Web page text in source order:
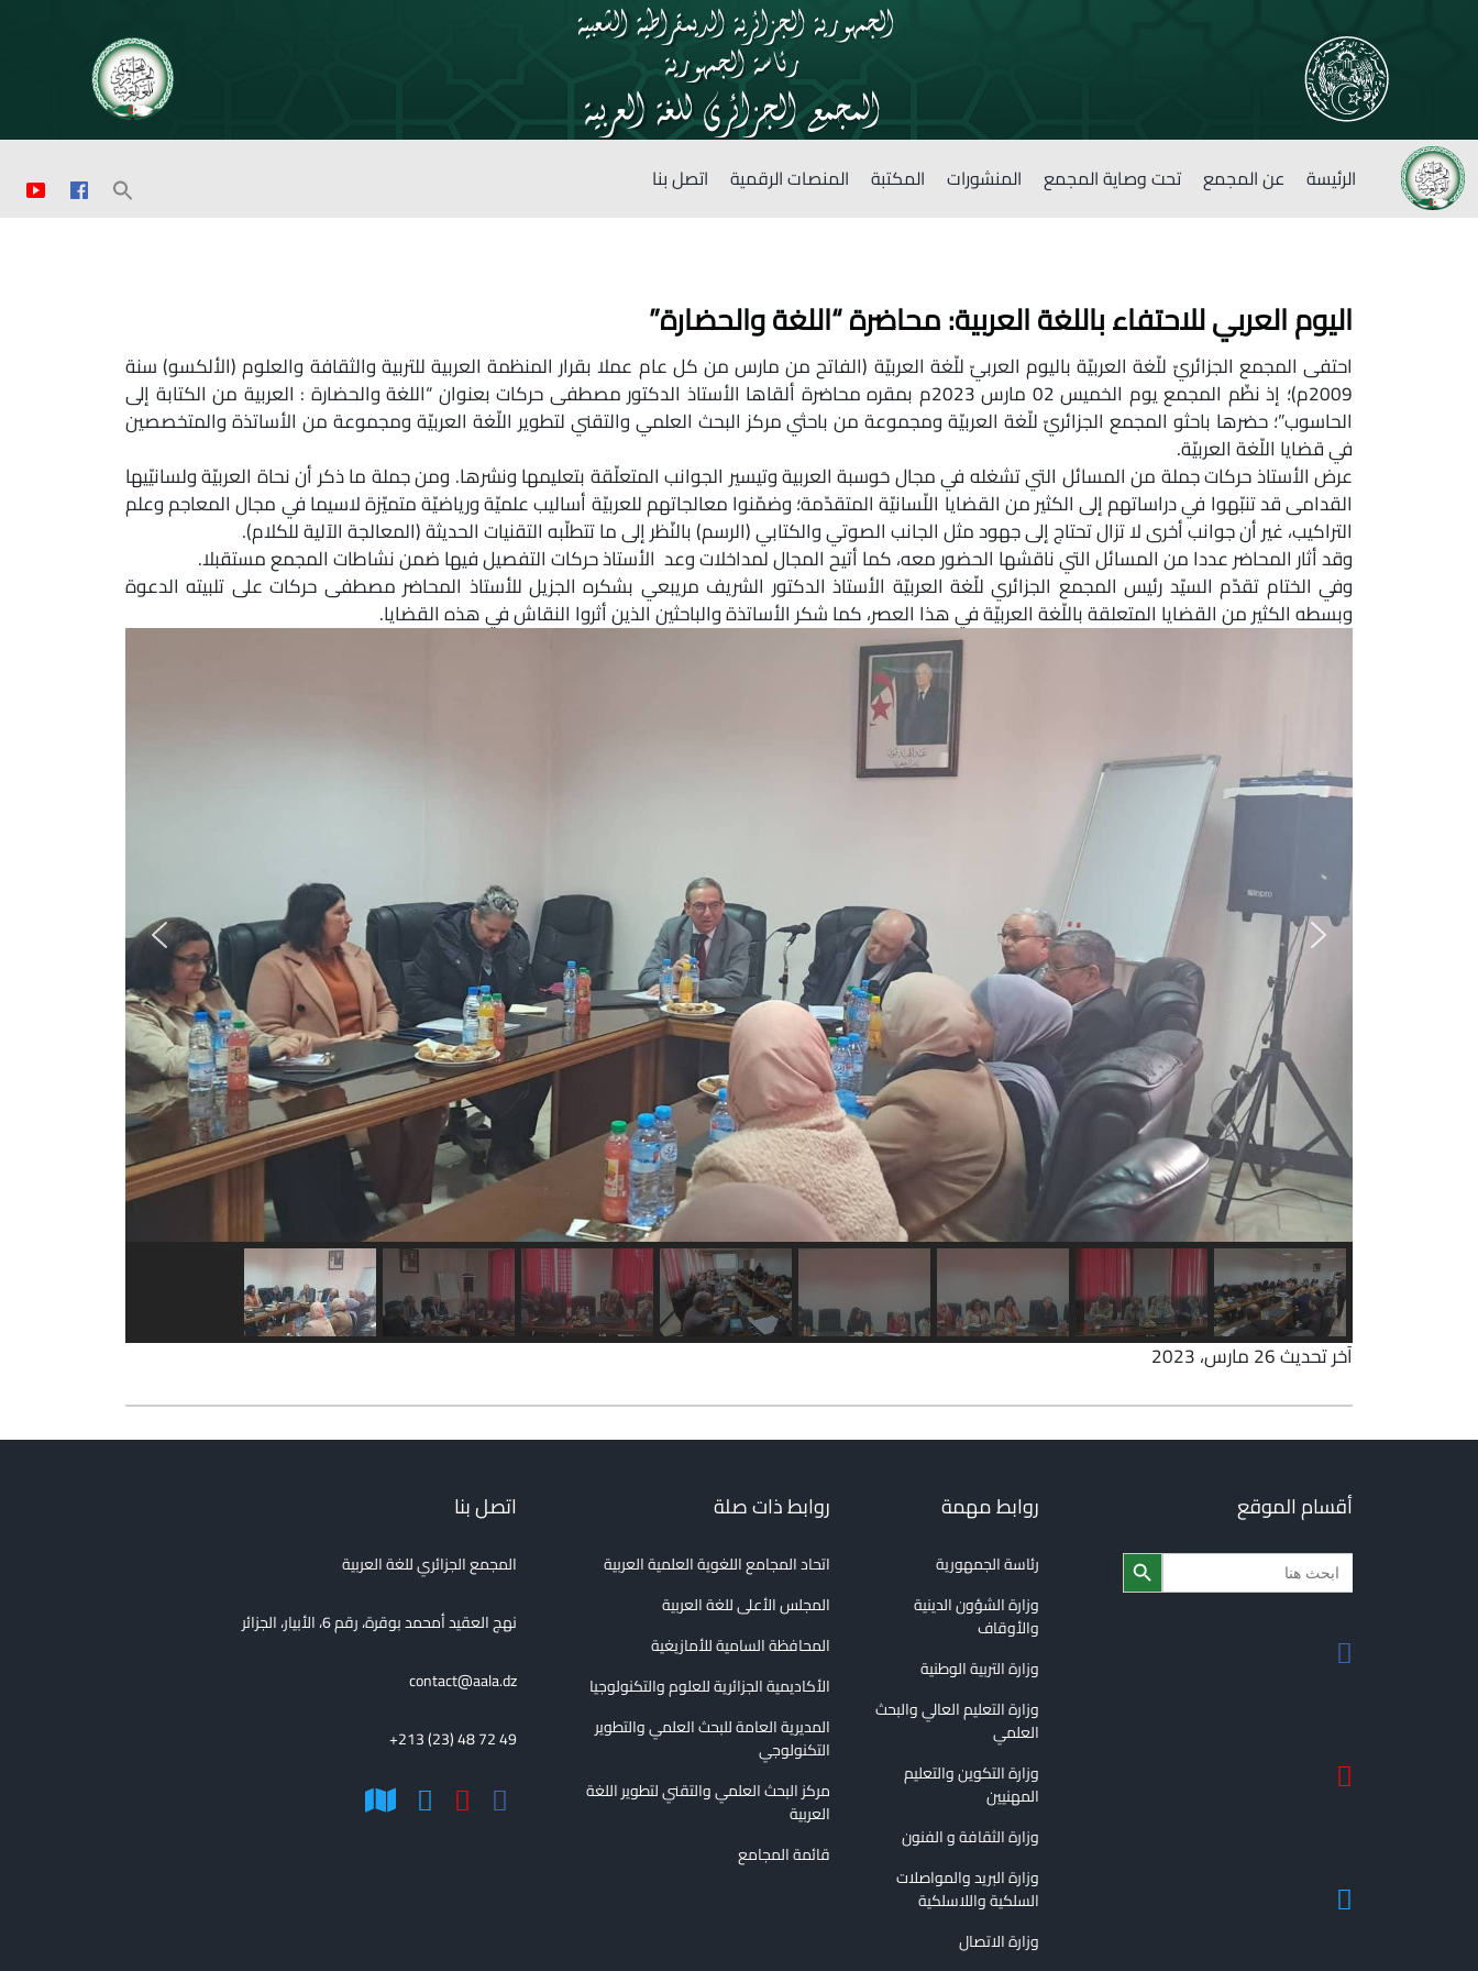
الرئيسة عن المجمع تحت وصاية المجمع المنشورات المكتبة المنصات الرقمية اتصل بنا
اليوم العربي للاحتفاء باللغة العربية: محاضرة “اللغة والحضارة”
احتفى المجمع الجزائريّ للّغة العربيّة باليوم العربيّ للّغة العربيّة (الفاتح من مارس من كل عام عملا بقرار المنظمة العربية للتربية والثقافة والعلوم (الألكسو) سنة
2009م)؛ إذ نظّم المجمع يوم الخميس 02 مارس 2023م بمقره محاضرة ألقاها الأستاذ الدكتور مصطفى حركات بعنوان “اللغة والحضارة : العربية من الكتابة إلى
الحاسوب”؛ حضرها باحثو المجمع الجزائريّ للّغة العربيّة ومجموعة من باحثي مركز البحث العلمي والتقني لتطوير اللّغة العربيّة ومجموعة من الأساتذة والمتخصصين
في قضايا اللّغة العربيّة.
عرض الأستاذ حركات جملة من المسائل التي تشغله في مجال حَوسبة العربية وتيسير الجوانب المتعلّقة بتعليمها ونشرها. ومن جملة ما ذكر أن نحاة العربيّة ولسانيّيها
القدامى قد تنبّهوا في دراساتهم إلى الكثير من القضايا اللّسانيّة المتقدّمة؛ وضمّنوا معالجاتهم للعربيّة أساليب علميّة ورياضيّة متميّزة لاسيما في مجال المعاجم وعلم
التراكيب، غير أن جوانب أخرى لا تزال تحتاج إلى جهود مثل الجانب الصوتي والكتابي (الرسم) بالنّظر إلى ما تتطلّبه التقنيات الحديثة (المعالجة الآلية للكلام).
وقد أثار المحاضر عددا من المسائل التي ناقشها الحضور معه، كما أتيح المجال لمداخلات وعد الأستاذ حركات التفصيل فيها ضمن نشاطات المجمع مستقبلا.
وفي الختام تقدّم السيّد رئيس المجمع الجزائري للّغة العربيّة الأستاذ الدكتور الشريف مريبعي بشكره الجزيل للأستاذ المحاضر مصطفى حركات على تلبيته الدعوة
وبسطه الكثير من القضايا المتعلقة باللّغة العربيّة في هذا العصر، كما شكر الأساتذة والباحثين الذين أثروا النقاش في هذه القضايا.
آخر تحديث 26 مارس، 2023
أقسام الموقع
Search
for:
Search Button
روابط مهمة
رئاسة الجمهورية
وزارة الشؤون الدينية
والأوقاف
وزارة التربية الوطنية
وزارة التعليم العالي والبحث
العلمي
وزارة التكوين والتعليم
المهنيين
وزارة الثقافة و الفنون
وزارة البريد والمواصلات
السلكية واللاسلكية
وزارة الاتصال
روابط ذات صلة
اتحاد المجامع اللغوية العلمية العربية
المجلس الأعلى للغة العربية
المحافظة السامية للأمازيغية
الأكاديمية الجزائرية للعلوم والتكنولوجيا
المديرية العامة للبحث العلمي والتطوير
التكنولوجي
مركز البحث العلمي والتقني لتطوير اللغة
العربية
قائمة المجامع
اتصل بنا
المجمع الجزائري للغة العربية
نهج العقيد أمحمد بوقرة، رقم 6، الأبيار، الجزائر
contact@aala.dz
+213 (23) 48 72 49